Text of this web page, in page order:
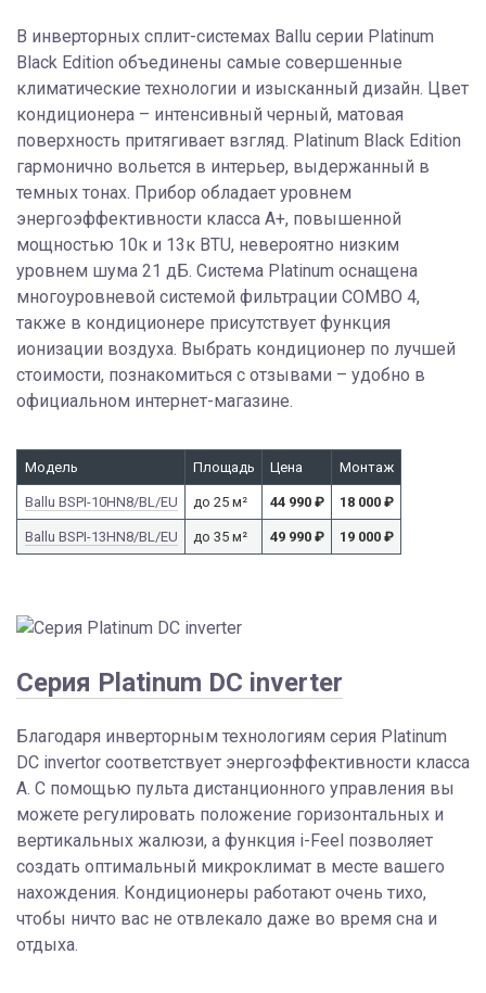
В инверторных сплит-системах Ballu серии Platinum
Black Edition объединены самые совершенные
климатические технологии и изысканный дизайн. Цвет
кондиционера – интенсивный черный, матовая
поверхность притягивает взгляд. Platinum Black Edition
гармонично вольется в интерьер, выдержанный в
темных тонах. Прибор обладает уровнем
энергоэффективности класса A+, повышенной
мощностью 10к и 13к BTU, невероятно низким
уровнем шума 21 дБ. Система Platinum оснащена
многоуровневой системой фильтрации COMBO 4,
также в кондиционере присутствует функция
ионизации воздуха. Выбрать кондиционер по лучшей
стоимости, познакомиться с отзывами – удобно в
официальном интернет-магазине.
Модель Площадь Цена Монтаж
Ballu BSPI-10HN8/BL/EU до 25 м² 44 990 ₽ 18 000 ₽
Ballu BSPI-13HN8/BL/EU до 35 м² 49 990 ₽ 19 000 ₽
Серия Platinum DC inverter
Благодаря инверторным технологиям серия Platinum
DC invertor соответствует энергоэффективности класса
А. С помощью пульта дистанционного управления вы
можете регулировать положение горизонтальных и
вертикальных жалюзи, а функция i-Feel позволяет
создать оптимальный микроклимат в месте вашего
нахождения. Кондиционеры работают очень тихо,
чтобы ничто вас не отвлекало даже во время сна и
отдыха.